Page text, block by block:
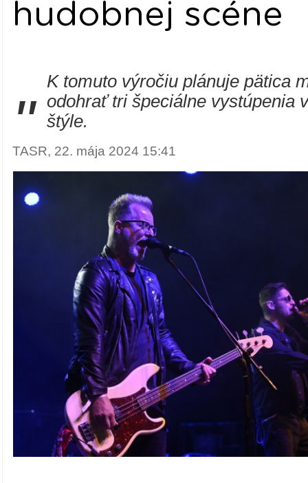
hudobnej scéne
"
K tomuto výročiu plánuje pätica
odohrať tri špeciálne vystúpenia
štýle.
TASR, 22. mája 2024 15:41